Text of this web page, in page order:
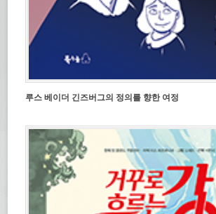
루스 베이더 긴즈버그의 정의를 향한 여정